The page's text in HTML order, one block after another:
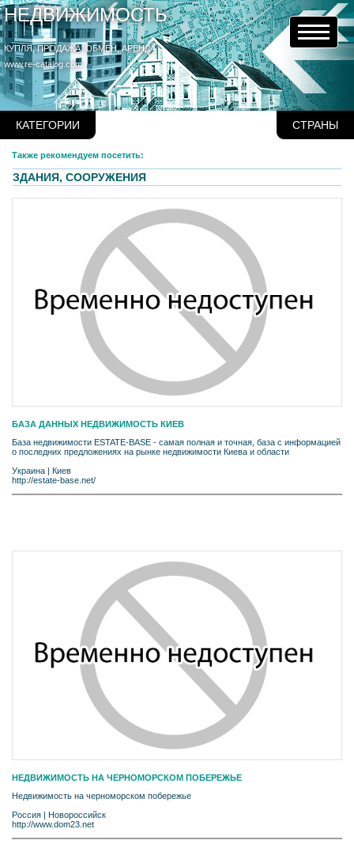
НЕДВИЖИМОСТЬ
КУПЛЯ, ПРОДАЖА, ОБМЕН, АРЕНДА
www.re-catalog.com
КАТЕГОРИИ СТРАНЫ
Также рекомендуем посетить:
ЗДАНИЯ, СООРУЖЕНИЯ
БАЗА ДАННЫХ НЕДВИЖИМОСТЬ КИЕВ
База недвижимости ESTATE-BASE - самая полная и точная, база с информацией
о последних предложениях на рынке недвижимости Киева и области
Украина
Киев
http://estate-base.net/
НЕДВИЖИМОСТЬ НА ЧЕРНОМОРСКОМ ПОБЕРЕЖЬЕ
Недвижимость на черноморском побережье
Россия | Новороссийск
http://www.dom23.net